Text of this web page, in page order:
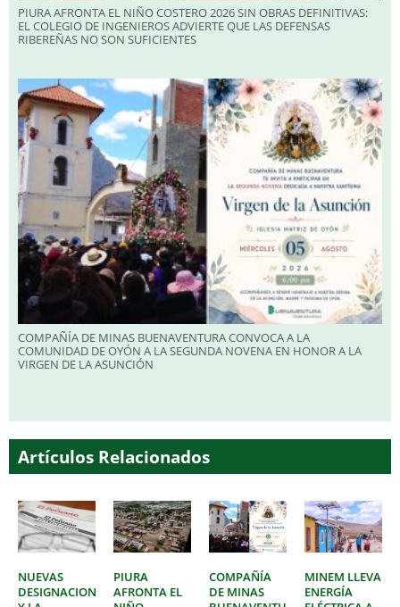
PIURA AFRONTA EL NIÑO COSTERO 2026 SIN OBRAS DEFINITIVAS:
EL COLEGIO DE INGENIEROS ADVIERTE QUE LAS DEFENSAS
RIBEREÑAS NO SON SUFICIENTES
COMPAÑÍA DE MINAS BUENAVENTURA CONVOCA A LA
COMUNIDAD DE OYÓN A LA SEGUNDA NOVENA EN HONOR A LA
VIRGEN DE LA ASUNCIÓN
Artículos Relacionados
NUEVAS
DESIGNACIONES
PIURA
AFRONTA EL
COMPAÑÍA
DE MINAS
MINEM LLEVA
ENERGÍA